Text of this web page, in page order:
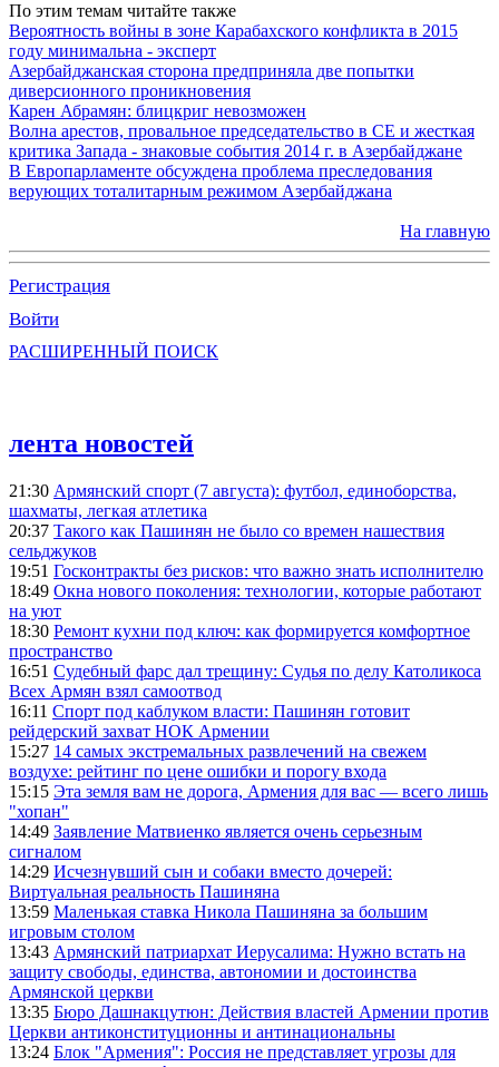
По этим темам читайте также
Вероятность войны в зоне Карабахского конфликта в 2015
году минимальна - эксперт
Азербайджанская сторона предприняла две попытки
диверсионного проникновения
Карен Абрамян: блицкриг невозможен
Волна арестов, провальное председательство в СЕ и жесткая
критика Запада - знаковые события 2014 г. в Азербайджане
В Европарламенте обсуждена проблема преследования
верующих тоталитарным режимом Азербайджана
На главную
Регистрация
Войти
РАСШИРЕННЫЙ ПОИСК
лента новостей
21:30 Армянский спорт (7 августа): футбол, единоборства,
шахматы, легкая атлетика
20:37 Такого как Пашинян не было со времен нашествия
сельджуков
19:51 Госконтракты без рисков: что важно знать исполнителю
18:49 Окна нового поколения: технологии, которые работают
на уют
18:30 Ремонт кухни под ключ: как формируется комфортное
пространство
16:51 Судебный фарс дал трещину: Судья по делу Католикоса
Всех Армян взял самоотвод
16:11 Спорт под каблуком власти: Пашинян готовит
рейдерский захват НОК Армении
15:27 14 самых экстремальных развлечений на свежем
воздухе: рейтинг по цене ошибки и порогу входа
15:15 Эта земля вам не дорога, Армения для вас — всего лишь
"хопан"
14:49 Заявление Матвиенко является очень серьезным
сигналом
14:29 Исчезнувший сын и собаки вместо дочерей:
Виртуальная реальность Пашиняна
13:59 Маленькая ставка Никола Пашиняна за большим
игровым столом
13:43 Армянский патриархат Иерусалима: Нужно встать на
защиту свободы, единства, автономии и достоинства
Армянской церкви
13:35 Бюро Дашнакцутюн: Действия властей Армении против
Церкви антиконституционны и антинациональны
13:24 Блок "Армения": Россия не представляет угрозы для